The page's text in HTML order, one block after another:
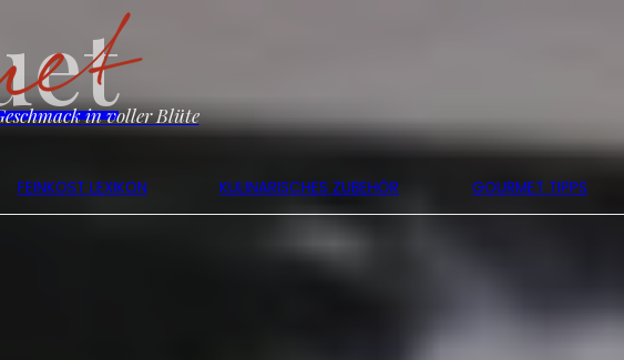
in voller Blüte
FEINKOST LEXIKON KULINARISCHES ZUBEHÖR GOURMET TIPPS